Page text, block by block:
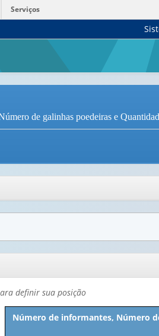
Serviços
de galinhas poedeiras e
definir sua posição
Número de informantes, Número